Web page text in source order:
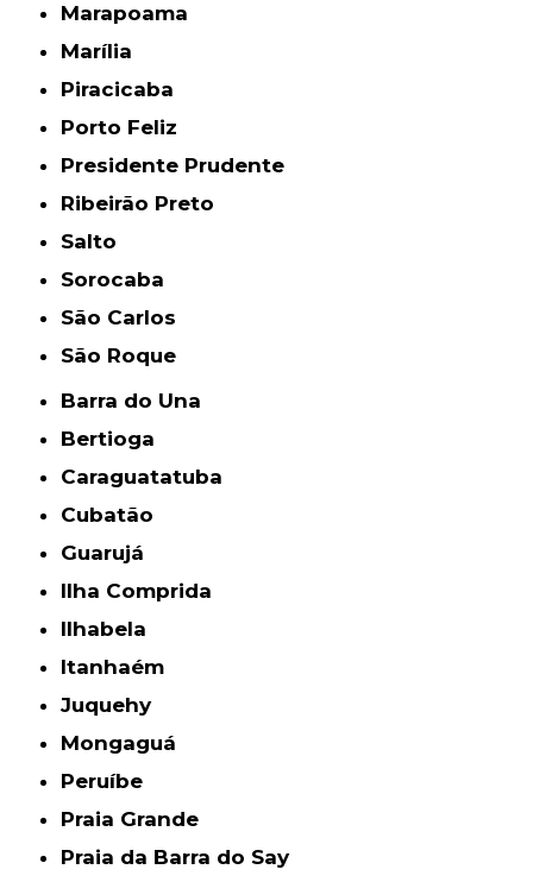
Marapoama
Marília
Piracicaba
Porto Feliz
Presidente Prudente
Ribeirão Preto
Salto
Sorocaba
São Carlos
São Roque
Barra do Una
Bertioga
Caraguatatuba
Cubatão
Guarujá
Ilha Comprida
Ilhabela
Itanhaém
Juquehy
Mongaguá
Peruíbe
Praia Grande
Praia da Barra do Say